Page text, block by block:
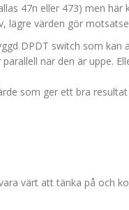
47n eller 473) men
lägre värden gör
DPDT switch som kan
när den är uppe.
som ger ett bra
värt att tänka på och